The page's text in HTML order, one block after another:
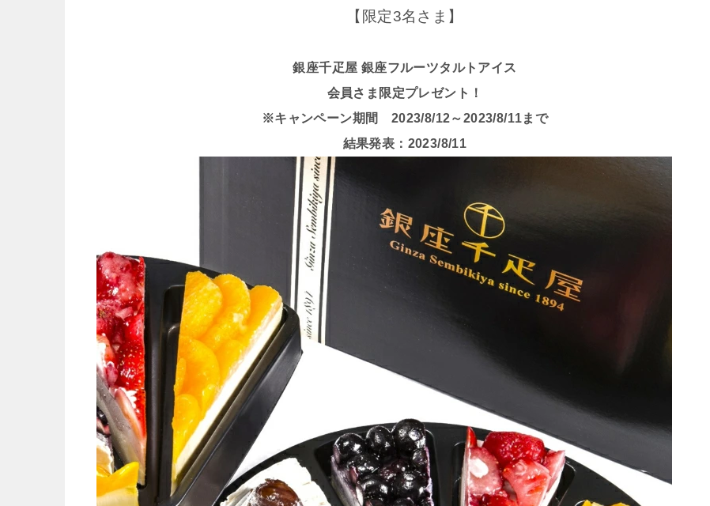
【限定3名さま】
銀座千疋屋 銀座フルーツタルトアイス
会員さま限定プレゼント！
※キャンペーン期間 2023/8/12～2023/8/11まで
結果発表：2023/8/11